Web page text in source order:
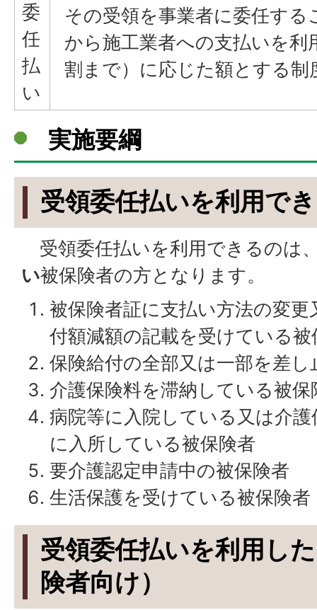
委
任
払
い
その受領を事業者に委任する
から施工業者への支払いを利
割まで）に応じた額とする制
実施要綱
受領委任払いを利用で
受領委任払いを利用できるのは
い被保険者の方となります。
被保険者証に支払い方法の変
付額減額の記載を受けている被
保険給付の全部又は一部を差
介護保険料を滞納している被保
病院等に入院している又は介
に入所している被保険者
要介護認定申請中の被保険者
生活保護を受けている被保険者
受領委任払いを利用し
険者向け）